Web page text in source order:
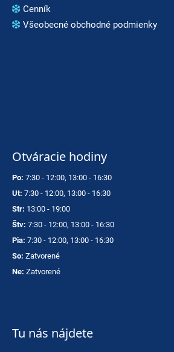
Cenník
Všeobecné obchodné podmienky
Otváracie hodiny
Po: 7:30 - 12:00, 13:00 - 16:30
Ut: 7:30 - 12:00, 13:00 - 16:30
Str: 13:00 - 19:00
Štv: 7:30 - 12:00, 13:00 - 16:30
Pia: 7:30 - 12:00, 13:00 - 16:30
So: Zatvorené
Ne: Zatvorené
Tu nás nájdete